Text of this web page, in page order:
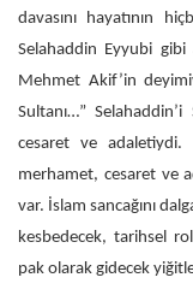
davasını hayatının
Selahaddin Eyyubi
Mehmet Akif’in
Sultanı…”
cesaret ve adaletiydi.
merhamet, cesaret ve
var. İslam sancağını
kesbedecek, tarihsel
pak olarak gidecek